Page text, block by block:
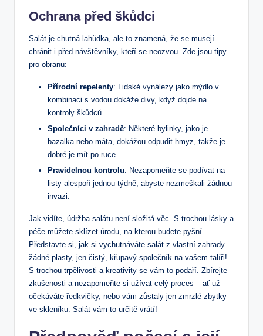
Ochrana před škůdci
Salát je chutná lahůdka, ale to znamená, že se musejí
chránit i před návštěvníky, kteří se neozvou. Zde jsou tipy
pro obranu:
Přírodní repelenty: Lidské vynálezy jako mýdlo v
kombinaci s vodou dokáže divy, když dojde na
kontroly škůdců.
Společníci v zahradě: Některé bylinky, jako je
bazalka nebo máta, dokážou odpudit hmyz, takže je
dobré je mít po ruce.
Pravidelnou kontrolu: Nezapomeňte se podívat na
listy alespoň jednou týdně, abyste nezmeškali žádnou
invazi.
Jak vidíte, údržba salátu není složitá věc. S trochou lásky a
péče můžete sklízet úrodu, na kterou budete pyšní.
Představte si, jak si vychutnáváte salát z vlastní zahrady –
žádné plasty, jen čistý, křupavý společník na vašem talíři!
S trochou trpělivosti a kreativity se vám to podaří. Zbírejte
zkušenosti a nezapomeňte si užívat celý proces – ať už
očekáváte ředkvičky, nebo vám zůstaly jen zmrzlé zbytky
ve skleníku. Salát vám to určitě vrátí!